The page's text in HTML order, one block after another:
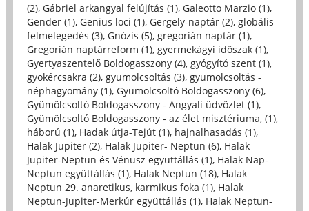
(2), Gábriel arkangyal felújítás (1), Galeotto Marzio (1),
Gender (1), Genius loci (1), Gergely-naptár (2), globális
felmelegedés (3), Gnózis (5), gregorián naptár (1),
Gregorián naptárreform (1), gyermekágyi időszak (1),
Gyertyaszentelő Boldogasszony (4), gyógyító szent (1),
gyökércsakra (2), gyümölcsoltás (3), gyümölcsoltás -
néphagyomány (1), Gyümölcsoltó Boldogasszony (6),
Gyümölcsoltó Boldogasszony - Angyali üdvözlet (1),
Gyümölcsoltó Boldogasszony - az élet misztériuma, (1),
háború (1), Hadak útja-Tejút (1), hajnalhasadás (1),
Halak Jupiter (2), Halak Jupiter- Neptun (6), Halak
Jupiter-Neptun és Vénusz együttállás (1), Halak Nap-
Neptun együttállás (1), Halak Neptun (18), Halak
Neptun 29. anaretikus, karmikus foka (1), Halak
Neptun-Jupiter-Merkúr együttállás (1), Halak Neptun-